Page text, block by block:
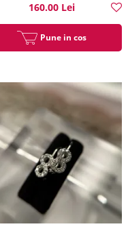
160.00 Lei
Pune in cos